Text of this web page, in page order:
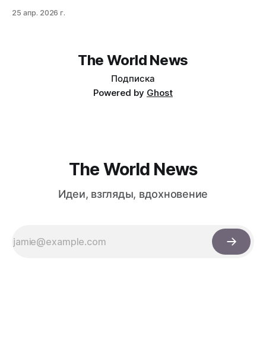
доступ в России заблокирован, а Android-версия так и
25 апр. 2026 г.
The World News
Подписка
Powered by Ghost
The World News
Идеи, взгляды, вдохновение